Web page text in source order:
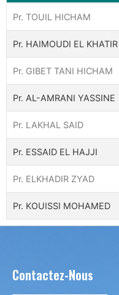
Pr. TOUIL HICHAM
Pr. HAIMOUDI EL KHATIR
Pr. GIBET TANI HICHAM
Pr. AL-AMRANI YASSINE
Pr. LAKHAL SAID
Pr. ESSAID EL HAJJI
Pr. ELKHADIR ZYAD
Pr. KOUISSI MOHAMED
Contactez-Nous